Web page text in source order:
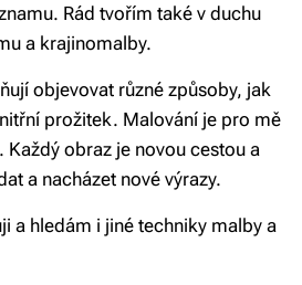
Rád tvořím také v duchu
a krajinomalby.
objevovat různé způsoby, jak
prožitek. Malování je pro mě
obraz je novou cestou a
a nacházet nové výrazy.
a hledám i jiné techniky malby a